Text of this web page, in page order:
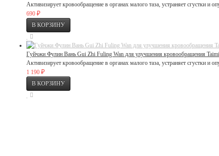
Активизирует кровообращение в органах малого таза, устраняет сгустки и
690 ₽
Гуйчжи Фулин Вань Gui Zhi Fuling Wan для улучшения кровообращения
Активизирует кровообращение в органах малого таза, устраняет сгустки и
1 190 ₽